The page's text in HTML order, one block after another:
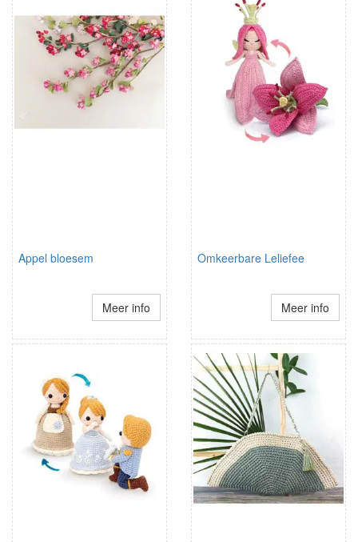
Appel bloesem
Meer info
Omkeerbare Leliefee
Meer info